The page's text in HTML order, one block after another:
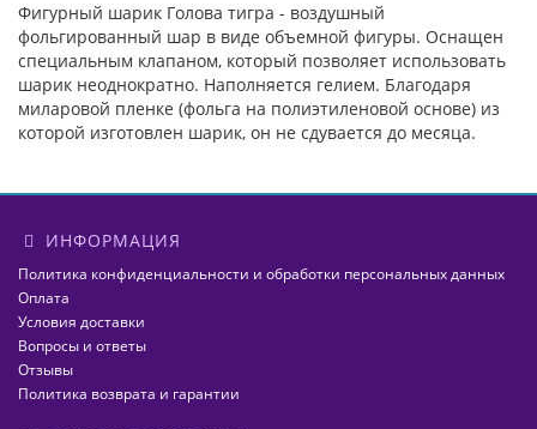
Фигурный шарик Голова тигра - воздушный
фольгированный шар в виде объемной фигуры. Оснащен
специальным клапаном, который позволяет использовать
шарик неоднократно. Наполняется гелием. Благодаря
миларовой пленке (фольга на полиэтиленовой основе) из
которой изготовлен шарик, он не сдувается до месяца.
ИНФОРМАЦИЯ
Политика конфиденциальности и обработки персональных данных
Оплата
Условия доставки
Вопросы и ответы
Отзывы
Политика возврата и гарантии